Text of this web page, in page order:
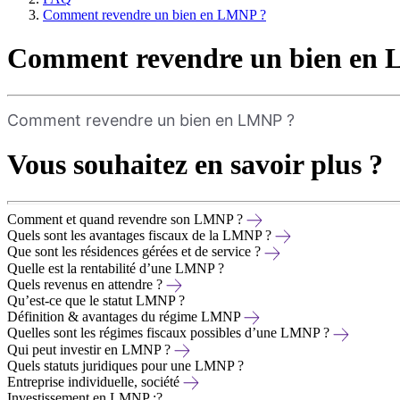
Comment revendre un bien en LMNP ?
Comment revendre un bien en
Comment revendre un bien en LMNP ?
Vous souhaitez en savoir plus ?
Comment et quand revendre son LMNP ?
Quels sont les avantages fiscaux de la LMNP ?
Que sont les résidences gérées et de service ?
Quelle est la rentabilité d’une LMNP ?
Quels revenus en attendre ?
Qu’est-ce que le statut LMNP ?
Définition & avantages du régime LMNP
Quelles sont les régimes fiscaux possibles d’une LMNP ?
Qui peut investir en LMNP ?
Quels statuts juridiques pour une LMNP ?
Entreprise individuelle, société